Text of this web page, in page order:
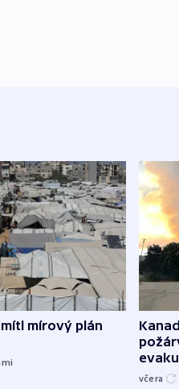
mírový plán
včera